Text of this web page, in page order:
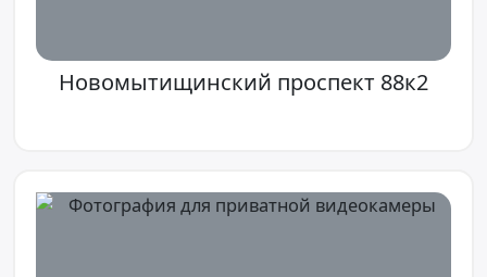
Новомытищинский проспект 88к2